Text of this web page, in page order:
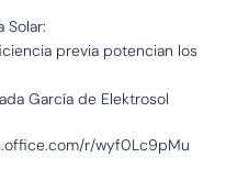
Solar:
previa potencian los
García de Elektrosol
r/wyf0Lc9pMu